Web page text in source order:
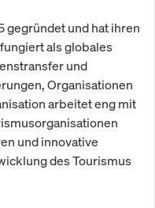
gegründet und hat ihren
als globales
und
Organisationen
arbeitet eng mit
und innovative
des Tourismus